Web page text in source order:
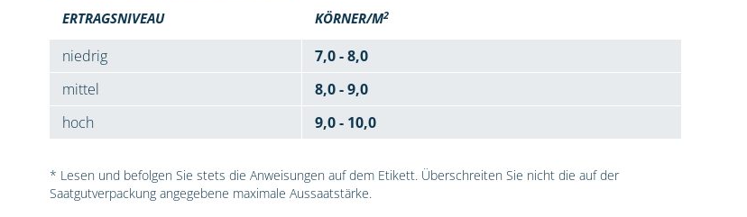
ERTRAGSNIVEAU KÖRNER/M2
niedrig
7,0 - 8,0
mittel
8,0 - 9,0
hoch
9,0 - 10,0
* Lesen und befolgen Sie stets die Anweisungen auf dem Etikett. Überschreiten Sie nicht die auf der
Saatgutverpackung angegebene maximale Aussaatstärke.